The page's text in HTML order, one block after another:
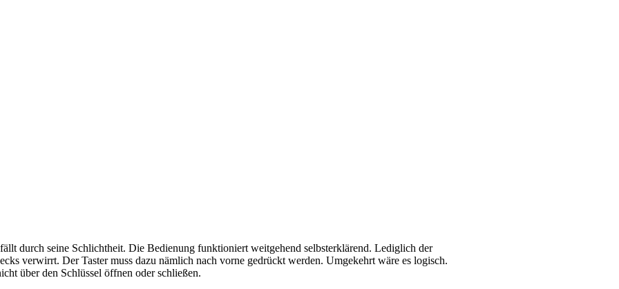
durch seine Schlichtheit. Die Bedienung funktioniert weitgehend selbsterklärend. Lediglich der
verwirrt. Der Taster muss dazu nämlich nach vorne gedrückt werden. Umgekehrt wäre es logisch.
über den Schlüssel öffnen oder schließen.